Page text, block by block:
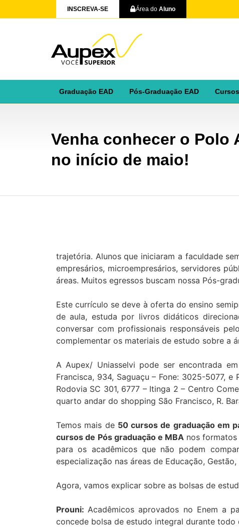
INSCREVA-SE Área do Aluno
Graduação EAD Pós-Graduação EAD
Venha conhecer o Polo
no início de maio!
trajetória. Alunos que iniciaram a faculdade
empresários, microempresários, servidores
áreas. Muitos egressos buscam nossa Pós-
Este currículo se deve à oferta do ensino
de aula, estuda por livros didáticos
conversar com profissionais responsáveis
complementar os materiais de estudo sobre a
A Aupex/ Uniasselvi pode ser encontrada
Francisca, 934, Saguaçu – Fone: 3025-5077,
Rodovia SC 301, 6777 – Itinga 2 – Centro
quarto andar do shopping São Francisco, R.
Temos mais de 50 cursos de graduação em
cursos de Pós graduação e MBA nos formatos
para os acadêmicos que não podem
especialização nas áreas de Educação,
Agora, vamos explicar sobre as bolsas de
Prouni:Acadêmicos aprovados no Enem a
concede bolsa de estudo integral durante